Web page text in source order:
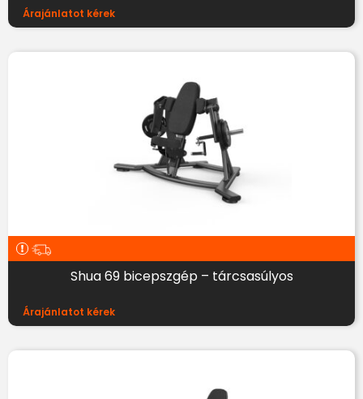
Árajánlatot kérek
Shua 69 bicepszgép – tárcsasúlyos
Árajánlatot kérek